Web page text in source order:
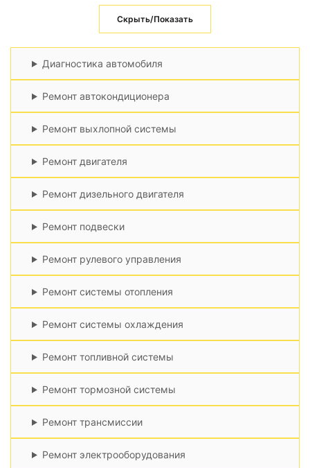
Скрыть/Показать
Диагностика автомобиля
Ремонт автокондиционера
Ремонт выхлопной системы
Ремонт двигателя
Ремонт дизельного двигателя
Ремонт подвески
Ремонт рулевого управления
Ремонт системы отопления
Ремонт системы охлаждения
Ремонт топливной системы
Ремонт тормозной системы
Ремонт трансмиссии
Ремонт электрооборудования